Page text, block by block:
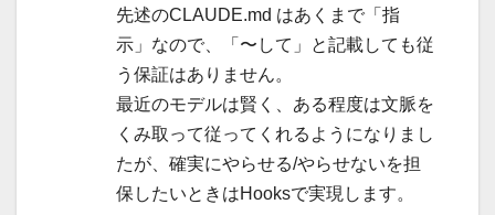
先述のCLAUDE.md はあくまで「指
示」なので、「〜して」と記載しても従
う保証はありません。
最近のモデルは賢く、ある程度は文脈を
くみ取って従ってくれるようになりまし
たが、確実にやらせる/やらせないを担
保したいときはHooksで実現します。